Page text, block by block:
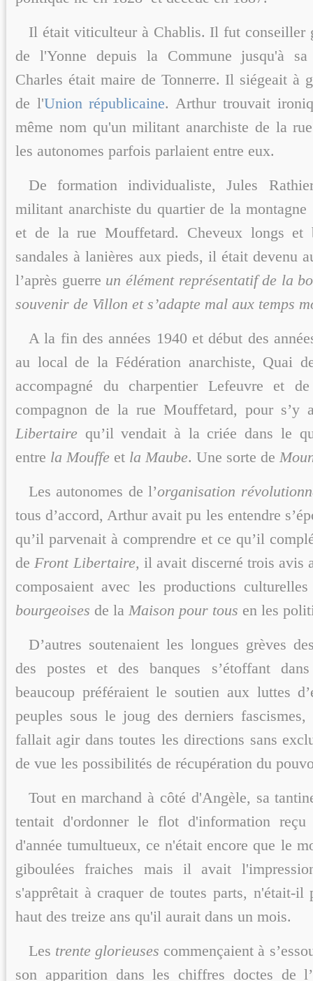
Il était viticulteur à Chablis. Il fut conseiller
de l'Yonne depuis la Commune jusqu'à
Charles était maire de Tonnerre. Il siégeait à
de l'Union républicaine. Arthur trouvait
même nom qu'un militant anarchiste de la
les autonomes parfois parlaient entre eux.
De formation individualiste, Jules
militant anarchiste du quartier de la montagne
et de la rue Mouffetard. Cheveux longs et
sandales à lanières aux pieds, il était devenu
l’après guerre un élément représentatif de la
souvenir de Villon et s’adapte mal aux temps
A la fin des années 1940 et début des
au local de la Fédération anarchiste, Quai
accompagné du charpentier Lefeuvre et
compagnon de la rue Mouffetard, pour s’y
Libertaire qu’il vendait à la criée dans le
entre la Mouffe et la Maube. Une sorte de
Les autonomes de l’organisation
tous d’accord, Arthur avait pu les entendre
qu’il parvenait à comprendre et ce qu’il
de Front Libertaire, il avait discerné trois avis
composaient avec les productions
bourgeoises de la Maison pour tous en les
D’autres soutenaient les longues grèves
des postes et des banques s’étoffant
beaucoup préféraient le soutien aux luttes
peuples sous le joug des derniers
fallait agir dans toutes les directions sans
de vue les possibilités de récupération du
Tout en marchand à côté d'Angèle, sa
tentait d'ordonner le flot d'information reçu
d'année tumultueux, ce n'était encore que le
giboulées fraiches mais il avait
s'apprêtait à craquer de toutes parts, n'était-il
haut des treize ans qu'il aurait dans un mois.
Les trente glorieuses commençaient à
son apparition dans les chiffres doctes de